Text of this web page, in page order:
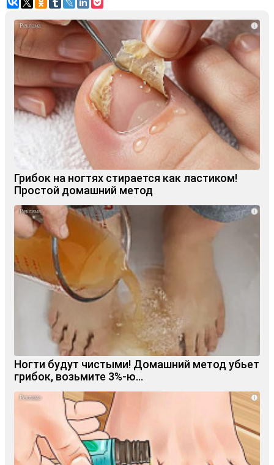
i
Грибок на ногтях стирается как ластиком!
Простой домашний метод
i
Ногти будут чистыми! Домашний метод убьет
грибок, возьмите 3%-ю…
i